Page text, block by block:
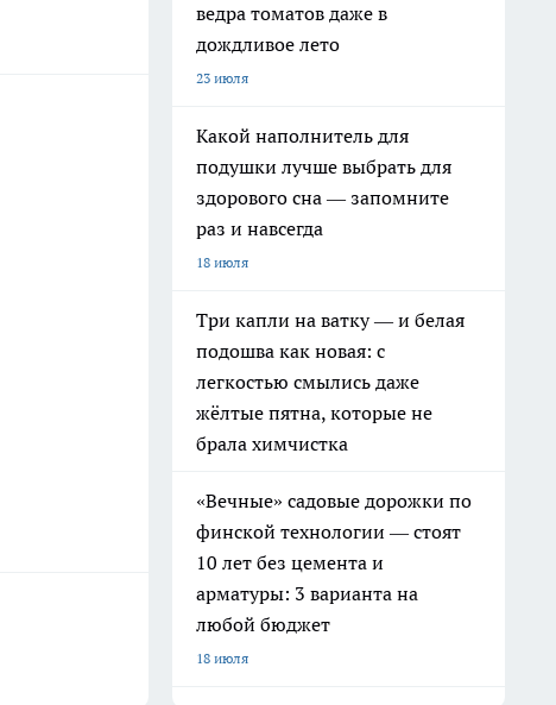
ведра томатов даже в
дождливое лето
23 июля
Какой наполнитель для
подушки лучше выбрать для
здорового сна — запомните
раз и навсегда
18 июля
Три капли на ватку — и белая
подошва как новая: с
легкостью смылись даже
жёлтые пятна, которые не
брала химчистка
«Вечные» садовые дорожки по
финской технологии — стоят
10 лет без цемента и
арматуры: 3 варианта на
любой бюджет
18 июля